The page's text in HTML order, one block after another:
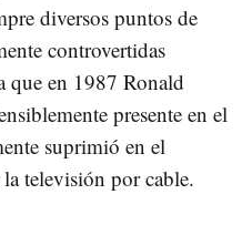
diversos puntos de
controvertidas
que en 1987 Ronald
presente en el
suprimió en el
televisión por cable.